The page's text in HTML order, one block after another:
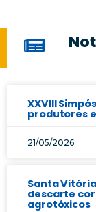
XXVIII
produtores
21/05/2026
Santa
descarte
agrotóxicos